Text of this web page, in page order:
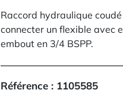
Raccord hydraulique
connecter un flexible avec
embout en 3/4 BSPP.
Référence : 1105585